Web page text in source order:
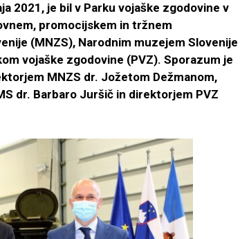
2021, je bil v Parku vojaške zgodovine v
promocijskem in tržnem
(MNZS), Narodnim muzejem Slovenije
vojaške zgodovine (PVZ). Sporazum je
MNZS dr. Jožetom Dežmanom,
dr. Barbaro Juršič in direktorjem PVZ